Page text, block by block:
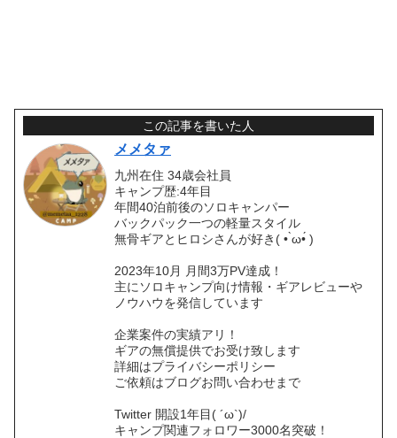
この記事を書いた人
メメタァ
九州在住 34歳会社員
キャンプ歴:4年目
年間40泊前後のソロキャンパー
バックパック一つの軽量スタイル
無骨ギアとヒロシさんが好き( • ̀ω•́ )
2023年10月 月間3万PV達成！
主にソロキャンプ向け情報・ギアレビューや
ノウハウを発信しています
企業案件の実績アリ！
ギアの無償提供でお受け致します
詳細はプライバシーポリシー
ご依頼はブログお問い合わせまで
Twitter 開設1年目( ´ω`)/
キャンプ関連フォロワー3000名突破！